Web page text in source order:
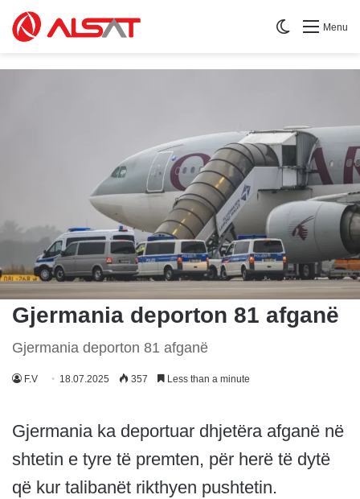
Menu
Switch skin
Gjermania deporton 81 afganë
Gjermania deporton 81 afganë
F.V 18.07.2025 357 Less than a minute
Gjermania ka deportuar dhjetëra afganë në
shtetin e tyre të premten, për herë të dytë
që kur talibanët rikthyen pushtetin.